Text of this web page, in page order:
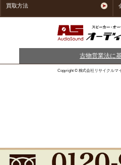
買取方法
古物営業法に
Copyright © 株式会社リサイクルマ